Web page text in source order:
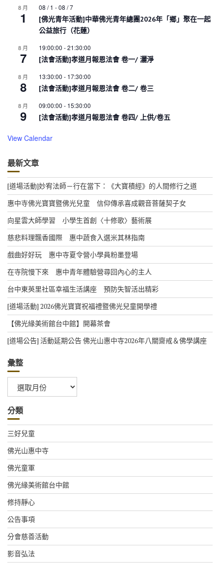
8 月
1
08 / 1 -08 / 7
[佛光青年活動]中華佛光青年總團2026年「鄉」聚在一起
公益旅行（花蓮）
8 月
7
19:00:00 -21:30:00
[法會活動]孝道月報恩法會 卷一/ 灑淨
8 月
8
13:30:00 - 17:30:00
[法會活動]孝道月報恩法會 卷二/ 卷三
8 月
9
09:00:00 - 15:30:00
[法會活動]孝道月報恩法會 卷四/ 上供/卷五
View Calendar
最新文章
[道場活動]妙宥法師－行在當下：《大寶積經》的人間修行之道
惠中寺佛光寶寶暨佛光兒童 信仰傳承喜成觀音菩薩契子女
向星雲大師學習 小學生首創〈十修歌〉藝術展
慈悲料理飄香國際 惠中蔬食入選米其林指南
戲曲好好玩 惠中寺夏令營小學員粉墨登場
在寺院慢下來 惠中青年體驗營尋回內心的主人
台中東英里社區幸福生活講座 預防失智活出精彩
[道場活動] 2026佛光寶寶祝福禮暨佛光兒童開學禮
【佛光緣美術館台中館】開幕茶會
[道場公告] 活動延期公告 佛光山惠中寺2026年八關齋戒＆佛學講座
彙整
分類
三好兒童
佛光山惠中寺
佛光童軍
佛光緣美術館台中館
修持靜心
公告事項
分會慈善活動
影音弘法